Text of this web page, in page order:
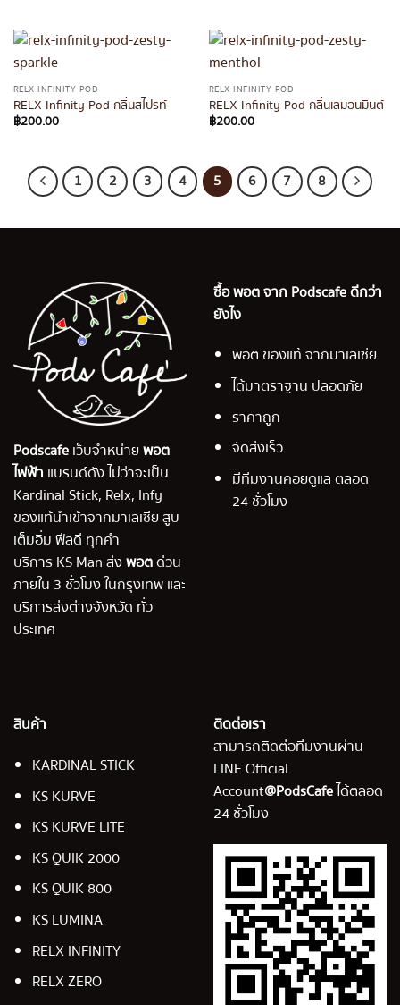
RELX INFINITY POD
RELX Infinity Pod กลิ่นสไปรท์
฿200.00
RELX INFINITY POD
RELX Infinity Pod กลิ่นเลมอนมินต์
฿200.00
1 2 3 4 5 6 7 8
Podscafeเว็บจำหน่ายพอต
ไฟฟ้า แบรนด์ดัง ไม่ว่าจะเป็น
Kardinal Stick, Relx, Infy
ของแท้นำเข้าจากมาเลเซีย สูบ
เต็มอิ่ม ฟีลดี ทุกคำ
บริการ KS Man ส่งพอตด่วน
ภายใน 3 ชั่วโมง ในกรุงเทพ และ
บริการส่งต่างจังหวัด ทั่ว
ประเทศ
ซื้อ พอต จาก Podscafe ดีกว่า
ยังไง
พอต ของแท้ จากมาเลเซีย
ได้มาตราฐาน ปลอดภัย
ราคาถูก
จัดส่งเร็ว
มีทีมงานคอยดูแล ตลอด
24 ชั่วโมง
สินค้า
KARDINAL STICK
KS KURVE
KS KURVE LITE
KS QUIK 2000
KS QUIK 800
KS LUMINA
RELX INFINITY
RELX ZERO
ติดต่อเรา
สามารถติดต่อทีมงานผ่าน
LINE Official
Account@PodsCafeได้ตลอด
24 ชั่วโมง